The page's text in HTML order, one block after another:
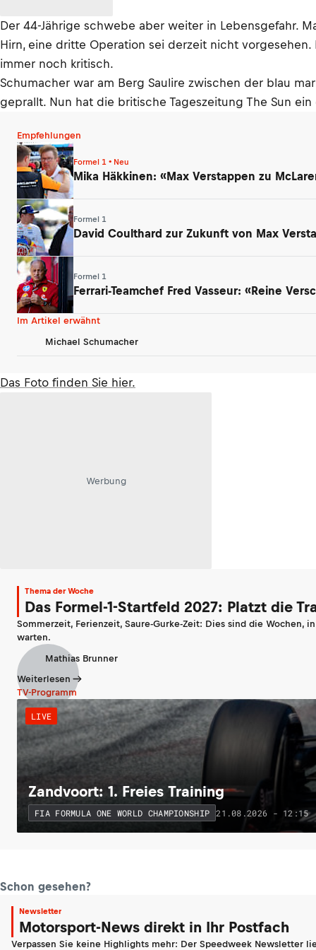
Der 44-Jährige schwebe aber weiter in Lebensgefahr.
Hirn, eine dritte Operation sei derzeit nicht
immer noch kritisch.
Schumacher war am Berg Saulire zwischen der blau
geprallt. Nun hat die britische Tageszeitung The Sun
Empfehlungen
Formel 1 • Neu
Mika Häkkinen: «Max Verstappen zu
Formel 1
David Coulthard zur Zukunft von Max
Formel 1
Ferrari-Teamchef Fred Vasseur: «Reine
Im Artikel erwähnt
Michael Schumacher
Das Foto finden Sie hier.
Werbung
Thema der Woche
Das Formel-1-Startfeld 2027: Platzt die
Sommerzeit, Ferienzeit, Saure-Gurke-Zeit: Dies sind die
warten.
Mathias Brunner
Weiterlesen
TV-Programm
LIVE
Zandvoort: 1. Freies Training
FIA FORMULA ONE WORLD CHAMPIONSHIP 21.08.2026 - 12:15
Schon gesehen?
Newsletter
Motorsport-News direkt in Ihr Postfach
Verpassen Sie keine Highlights mehr: Der Speedweek Newsletter